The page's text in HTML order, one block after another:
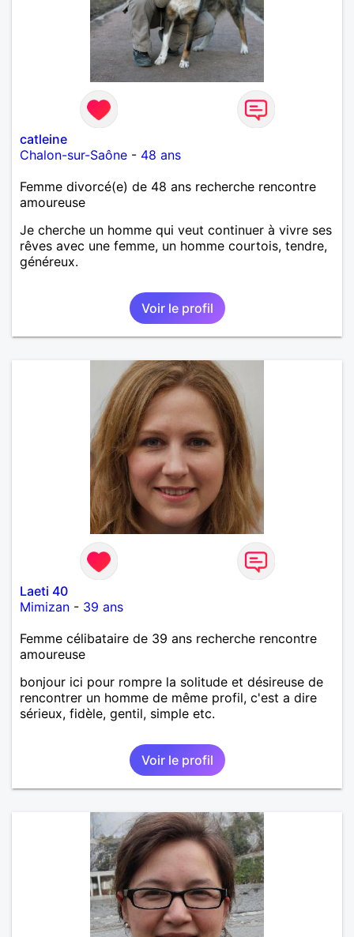
catleine
Chalon-sur-Saône - 48 ans
Femme divorcé(e) de 48 ans recherche rencontre
amoureuse
Je cherche un homme qui veut continuer à vivre ses
rêves avec une femme, un homme courtois, tendre,
généreux.
Voir le profil
Laeti 40
Mimizan - 39 ans
Femme célibataire de 39 ans recherche rencontre
amoureuse
bonjour ici pour rompre la solitude et désireuse de
rencontrer un homme de même profil, c'est a dire
sérieux, fidèle, gentil, simple etc.
Voir le profil